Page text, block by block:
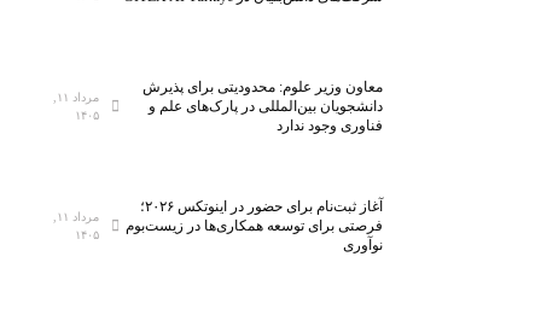
معاون وزیر علوم: محدودیتی برای پذیرش
دانشجویان بین‌المللی در پارک‌های علم و
فناوری وجود ندارد
۱۴۰۵
آغاز ثبت‌نام برای حضور در اینوتکس ۲۰۲۶؛
فرصتی برای توسعه همکاری‌ها در زیست‌بوم
نوآوری
۱۴۰۵